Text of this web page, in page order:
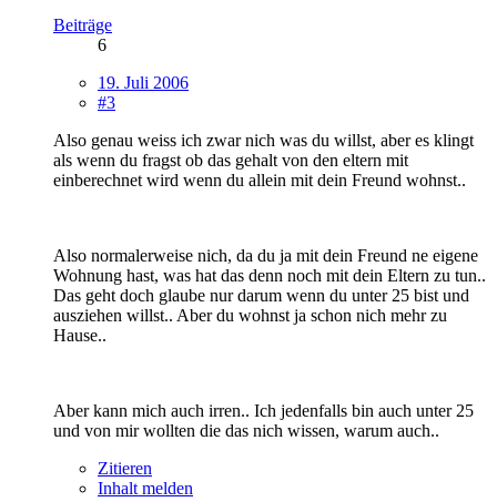
Beiträge
6
19. Juli 2006
#3
Also genau weiss ich zwar nich was du willst, aber es klingt
als wenn du fragst ob das gehalt von den eltern mit
einberechnet wird wenn du allein mit dein Freund wohnst..
Also normalerweise nich, da du ja mit dein Freund ne eigene
Wohnung hast, was hat das denn noch mit dein Eltern zu tun..
Das geht doch glaube nur darum wenn du unter 25 bist und
ausziehen willst.. Aber du wohnst ja schon nich mehr zu
Hause..
Aber kann mich auch irren.. Ich jedenfalls bin auch unter 25
und von mir wollten die das nich wissen, warum auch..
Zitieren
Inhalt melden